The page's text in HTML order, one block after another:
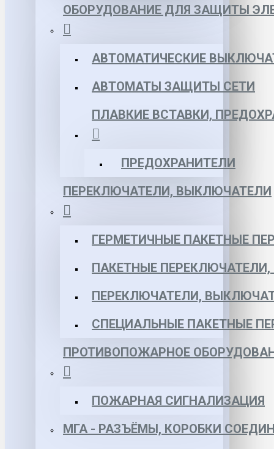
ОБОРУДОВАНИЕ ДЛЯ ЗАЩИТЫ
АВТОМАТИЧЕСКИЕ
АВТОМАТЫ ЗАЩИТЫ СЕТИ
ПЛАВКИЕ ВСТАВКИ,
ПРЕДОХРАНИТЕЛИ
ПЕРЕКЛЮЧАТЕЛИ, ВЫКЛЮЧАТЕЛИ
ГЕРМЕТИЧНЫЕ ПАКЕТНЫЕ
ПАКЕТНЫЕ
ПЕРЕКЛЮЧАТЕЛИ,
СПЕЦИАЛЬНЫЕ ПАКЕТНЫЕ
ПРОТИВОПОЖАРНОЕ
ПОЖАРНАЯ СИГНАЛИЗАЦИЯ
МГА - РАЗЪЁМЫ, КОРОБКИ